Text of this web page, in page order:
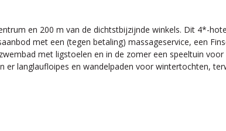
en 200 m van de dichtstbijzijnde winkels. Dit 4*-
met een (tegen betaling) massageservice, een
met ligstoelen en in de zomer een speeltuin
langlaufloipes en wandelpaden voor wintertochten,